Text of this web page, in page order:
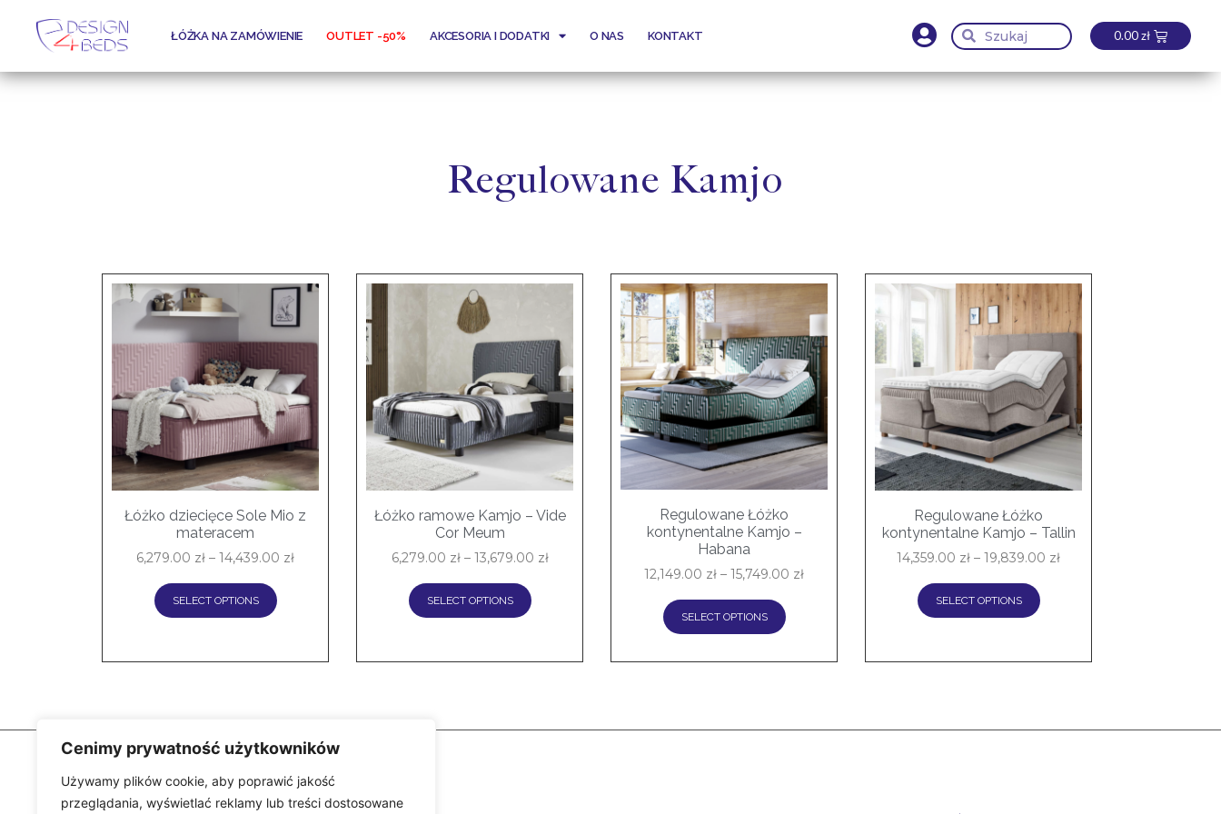
Cenimy prywatność użytkowników
Używamy plików cookie, aby poprawić jakość
przeglądania, wyświetlać reklamy lub treści dostosowane
ŁÓŻKA NA ZAMÓWIENIE OUTLET -50% AKCESORIA I DODATKI O NAS KONTAKT 0.00zł
Regulowane Kamjo
Łóżko dziecięce Sole Mio z
materacem
6,279.00 zł – 14,439.00 zł
SELECT OPTIONS
Łóżko ramowe Kamjo – Vide
Cor Meum
6,279.00 zł– 13,679.00 zł
SELECT OPTIONS
Regulowane Łóżko
kontynentalne Kamjo –
Habana
12,149.00 zł – 15,749.00 zł
SELECT OPTIONS
Regulowane Łóżko
kontynentalne Kamjo – Tallin
14,359.00 zł – 19,839.00 zł
SELECT OPTIONS